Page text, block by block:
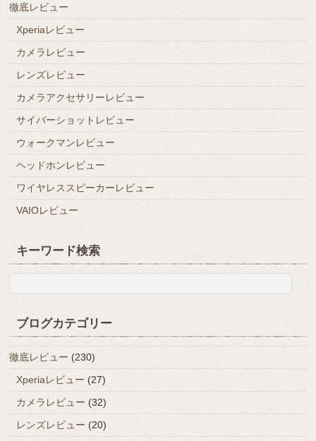
徹底レビュー
Xperiaレビュー
カメラレビュー
レンズレビュー
カメラアクセサリーレビュー
サイバーショットレビュー
ウォークマンレビュー
ヘッドホンレビュー
ワイヤレススピーカーレビュー
VAIOレビュー
キーワード検索
ブログカテゴリー
徹底レビュー (230)
Xperiaレビュー (27)
カメラレビュー (32)
レンズレビュー (20)